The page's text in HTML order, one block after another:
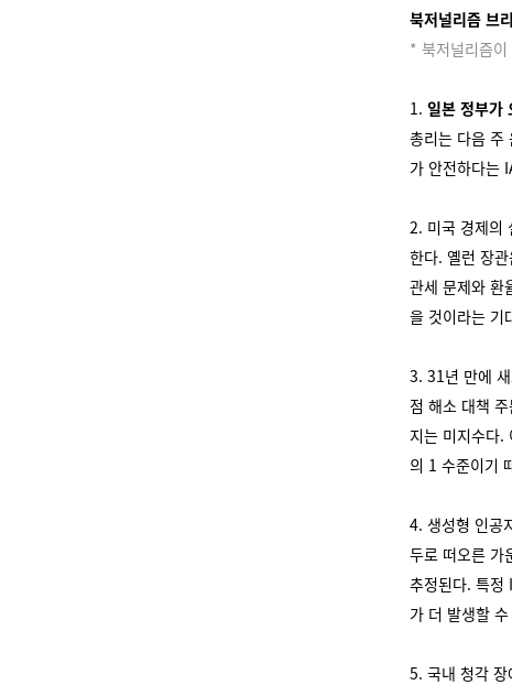
북저널리즘 브
* 북저널리즘
1. 일본 정부가
총리는 다음 주
가 안전하다는
2. 미국 경제의
한다. 옐런 장
관세 문제와 환
을 것이라는 기
3. 31년 만에
점 해소 대책
지는 미지수다.
의 1 수준이기
4. 생성형 인공
두로 떠오른 가
추정된다. 특정
가 더 발생할
5. 국내 청각